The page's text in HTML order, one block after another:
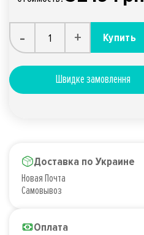
- + Купить
Швидке замовлення
Доставка по Украине
Новая Почта
Самовывоз
Оплата